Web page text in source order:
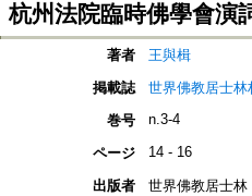
杭州法院臨時佛學會演
著者
王與楫
掲載誌
世界佛教居士
巻号
n.3-4
ページ 14 - 16
出版者
世界佛教居士林